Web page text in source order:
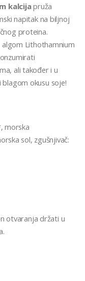
kalcijapruža
napitak na biljnoj
proteina.
Lithothamnium
ali također i u
blagom okusu soje!
morska
sol, zgušnjivač:
otvaranja držati u